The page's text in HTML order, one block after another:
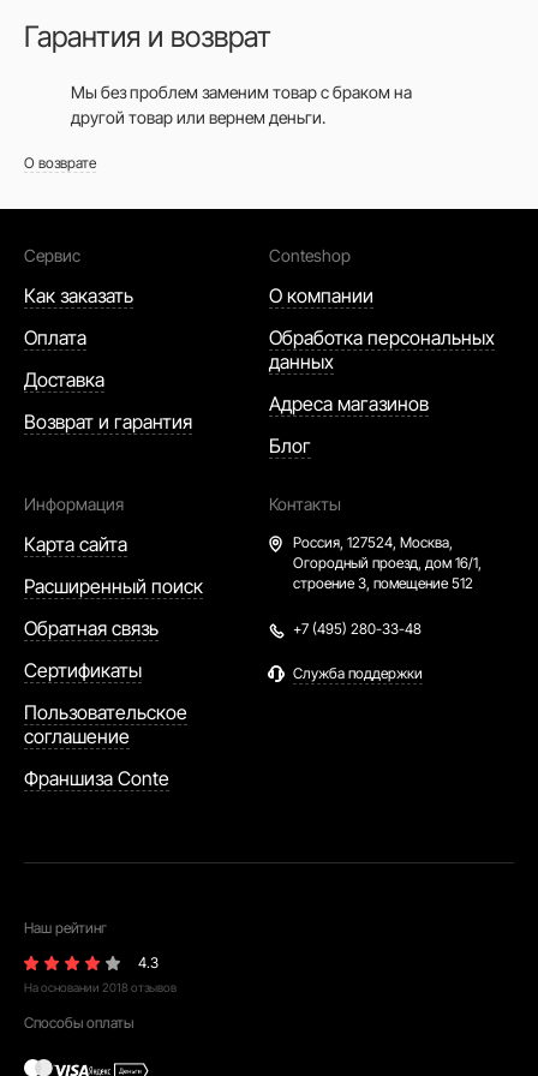
Торопитесь купить тонкие мужские носки на
сайте conteshop.ru, и носите с
удовольствием!
Гарантия и возврат
Мы без проблем заменим товар с браком на
другой товар или вернем деньги.
О возврате
Сервис
Как заказать
Оплата
Доставка
Возврат и гарантия
Conteshop
О компании
Обработка персональных
данных
Адреса магазинов
Блог
Информация
Карта сайта
Расширенный поиск
Обратная связь
Сертификаты
Пользовательское
соглашение
Франшиза Conte
Контакты
Россия, 127524, Москва,
Огородный проезд, дом 16/1,
строение 3, помещение 512
+7 (495) 280-33-48
Служба поддержки
Наш рейтинг
4.3
На основании 2018 отзывов
Способы оплаты